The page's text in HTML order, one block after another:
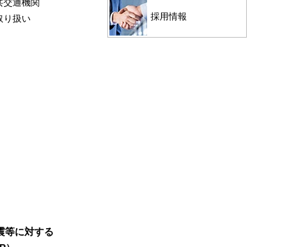
交通機関
り扱い
等に対する
採用情報